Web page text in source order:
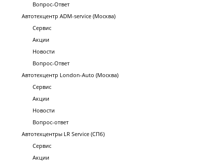
Вопрос-Ответ
Автотехцентр ADM-service (Москва)
Сервис
Акции
Новости
Вопрос-Ответ
Автотехцентр London-Auto (Москва)
Сервис
Акции
Новости
Вопрос-ответ
Автотехцентры LR Service (СПб)
Сервис
Акции